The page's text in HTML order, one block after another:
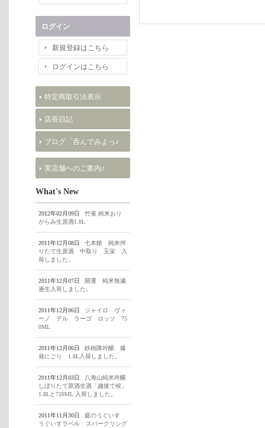
ログイン
新規登録はこちら
ログインはこちら
特定商取引法表示
店長日記
ブログ゜呑んでみよっ♪
実店舗へのご案内♪
What's New
2012年02月09日
竹雀 純米おり
がらみ生原酒1.8L
2011年12月08日
七本鎗 純米搾
りたて生原酒 中取り 玉栄 入
荷しました。
2011年12月07日
開運 純米無濾
過生入荷しました。
2011年12月06日
ジャイロ ヴィ
ーノ デル ラーゴ ロッソ 75
0ML
2011年12月06日
鉄砲隊吟醸 爆
発にごり 1.8L入荷しました。
2011年12月03日
八海山純米吟醸
しぼりたて原酒生酒「越後で候」
1.8Lと720ML 入荷しました。
2011年11月30日
庭のうぐいす
うぐいすラベル スパークリング